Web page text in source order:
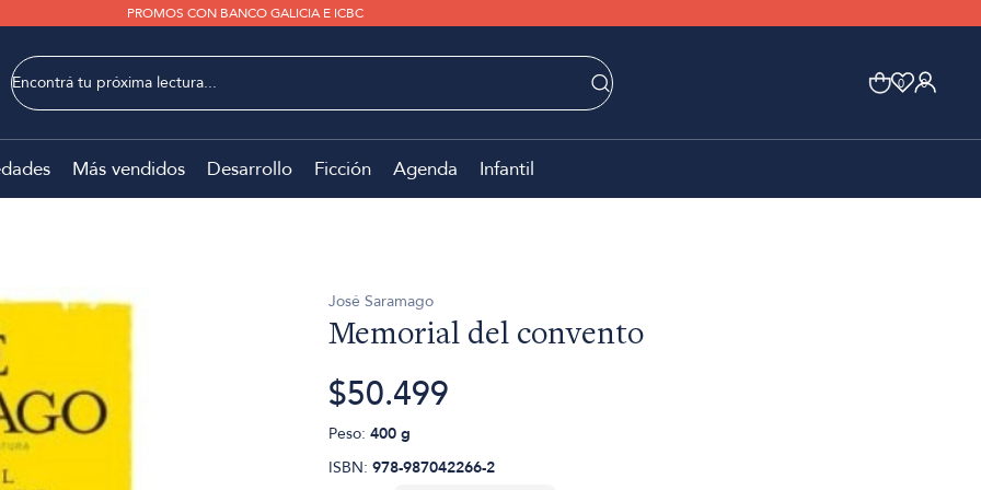
PROMOS CON BANCO GALICIA E ICBC
0 0
Más vendidos Desarrollo Ficción Agenda Infantil
José Saramago
Memorial del convento
$50.499
Peso: 400 g
ISBN: 978-987042266-2